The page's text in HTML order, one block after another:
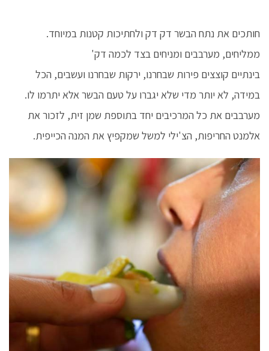
חותכים את נתח הבשר דק דק ולחתיכות קטנות במיוחד.
ממליחים, מערבבים ומניחים בצד לכמה דק'
בינתיים קוצצים פירות שבחרנו, ירקות שבחרנו ועשבים, הכל
במידה, לא יותר מדי שלא יגברו על טעם הבשר אלא יתרמו לו.
מערבבים את כל המרכיבים יחד בתוספת שמן זית, לזכור את
אלמנט החריפות, הצ'ילי למשל שמקפיץ את המנה הכייפית.